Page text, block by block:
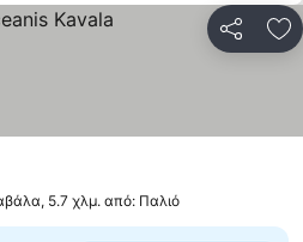
5.7 χλμ. από: Παλιό